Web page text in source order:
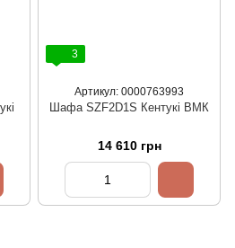
3
Артикул: 0000763993
Шафа SZF2D1S Кентукі ВМК
14 610 грн